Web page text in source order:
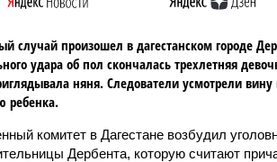
случай произошел в дагестанском городе
удара об пол скончалась трехлетняя
няня. Следователи усмотрели вину
ребенка.
комитет в Дагестане возбудил
Дербента, которую считают